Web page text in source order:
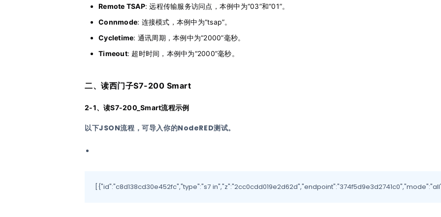
Remote TSAP: 远程传输服务访问点，本例中为“03”和“01”。
Connmode: 连接模式，本例中为“tsap”。
Cycletime: 通讯周期，本例中为“2000”毫秒。
Timeout: 超时时间，本例中为“2000”毫秒。
二、读西门子S7-200 Smart
2-1、读S7-200_Smart流程示例
以下JSON流程，可导入你的NodeRED测试。
[{"id":"c8d138cd30e452fc","type":"s7